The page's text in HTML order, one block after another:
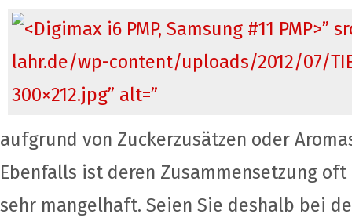
aufgrund von Zuckerzusätzen oder
Ebenfalls ist deren Zusammensetzung oft
sehr mangelhaft. Seien Sie deshalb bei